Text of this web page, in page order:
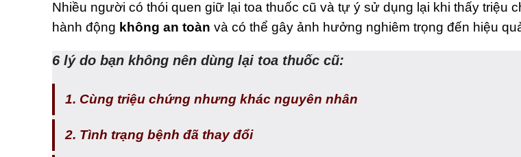
Nhiều người có thói quen giữ lại toa thuốc cũ và tự ý sử dụng lại khi thấy triệu
hành động không an toàn và có thể gây ảnh hưởng nghiêm trọng đến hiệu
6 lý do bạn không nên dùng lại toa thuốc cũ:
1. Cùng triệu chứng nhưng khác nguyên nhân
2. Tình trạng bệnh đã thay đổi